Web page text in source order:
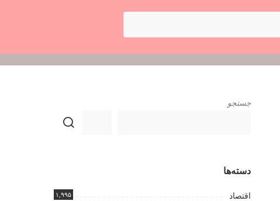
جستجو
دسته‌ها
اقتصاد ۱,۹۹۵